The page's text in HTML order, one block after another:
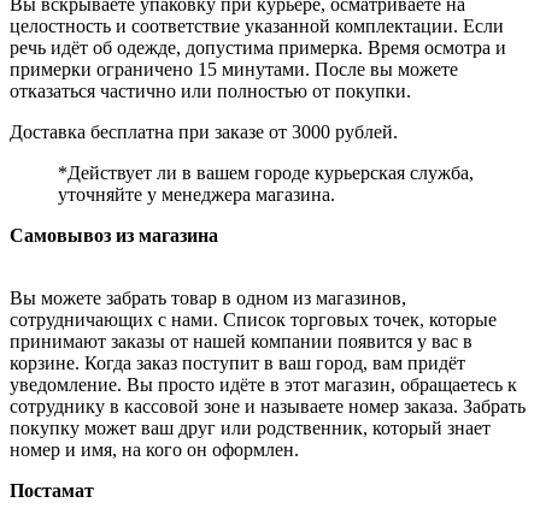
Вы вскрываете упаковку при курьере, осматриваете на
целостность и соответствие указанной комплектации. Если
речь идёт об одежде, допустима примерка. Время осмотра и
примерки ограничено 15 минутами. После вы можете
отказаться частично или полностью от покупки.
Доставка бесплатна при заказе от 3000 рублей.
*Действует ли в вашем городе курьерская служба,
уточняйте у менеджера магазина.
Самовывоз из магазина
Вы можете забрать товар в одном из магазинов,
сотрудничающих с нами. Список торговых точек, которые
принимают заказы от нашей компании появится у вас в
корзине. Когда заказ поступит в ваш город, вам придёт
уведомление. Вы просто идёте в этот магазин, обращаетесь к
сотруднику в кассовой зоне и называете номер заказа. Забрать
покупку может ваш друг или родственник, который знает
номер и имя, на кого он оформлен.
Постамат